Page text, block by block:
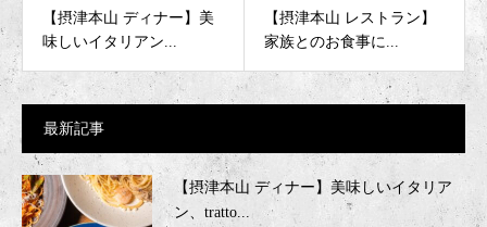
【摂津本山 ディナー】美
味しいイタリアン...
【摂津本山 レストラン】
家族とのお食事に...
最新記事
【摂津本山 ディナー】美味しいイタリア
ン、tratto...